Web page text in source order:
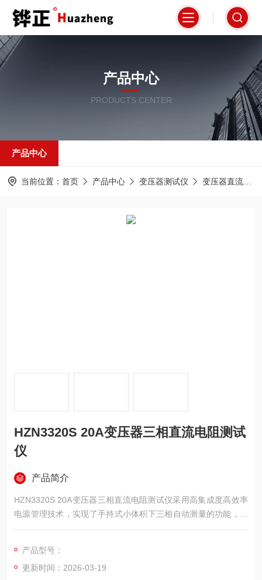
产品中心
PRODUCTS CENTER
产品中心
当前位置： 首页 产品中心 变压器测试仪 变压器直流电阻测试仪
HZN3320S 20A变压器三相直流电阻测试
仪
产品简介
HZN3320S 20A变压器三相直流电阻测试仪采用高集成度高效率
电源管理技术，实现了手持式小体积下三相自动测量的功能，最
大10A（20A）的电流输出，测量速度快，触摸屏操作直观方便，
产品型号：
更新时间：2026-03-19